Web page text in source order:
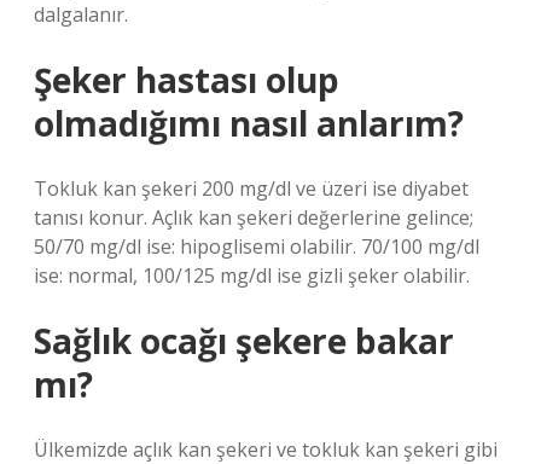
dalgalanır.
Şeker hastası olup
olmadığımı nasıl anlarım?
Tokluk kan şekeri 200 mg/dl ve üzeri ise diyabet
tanısı konur. Açlık kan şekeri değerlerine gelince;
50/70 mg/dl ise: hipoglisemi olabilir. 70/100 mg/dl
ise: normal, 100/125 mg/dl ise gizli şeker olabilir.
Sağlık ocağı şekere bakar
mı?
Ülkemizde açlık kan şekeri ve tokluk kan şekeri gibi